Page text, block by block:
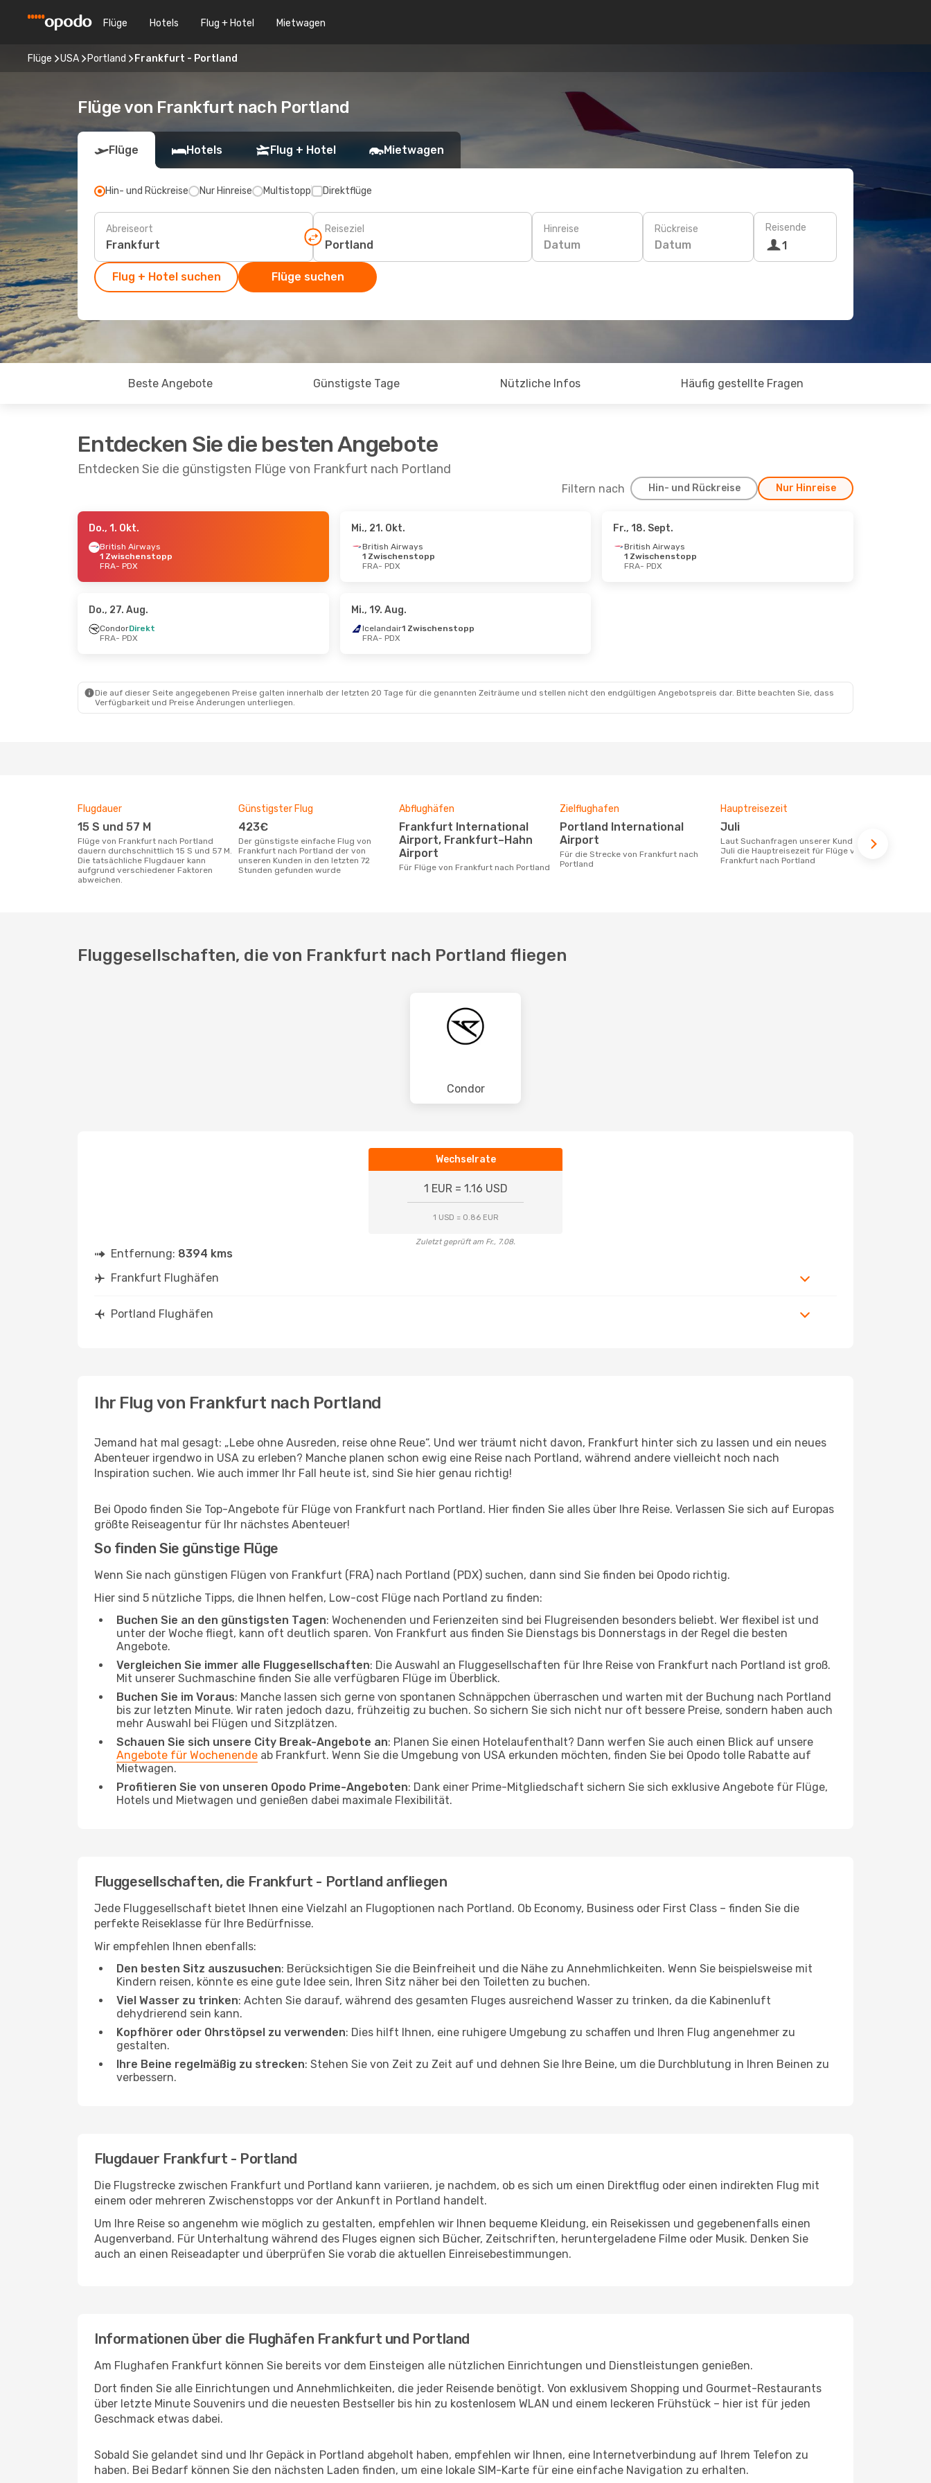
Flüge Hotels Flug + Hotel Mietwagen
Flüge USA Portland Frankfurt - Portland
Flüge von Frankfurt nach Portland
Flüge Hotels Flug + Hotel Mietwagen
Hin- und Rückreise Nur Hinreise Multistopp Direktflüge
Abreiseort Reiseziel Hinreise
Datum
Rückreise
Datum
Reisende
1
Flug + Hotel suchen Flüge suchen
Beste Angebote Günstigste Tage Nützliche Infos Häufig gestellte Fragen
Entdecken Sie die besten Angebote
Entdecken Sie die günstigsten Flüge von Frankfurt nach Portland
Filtern nach Hin- und Rückreise Nur Hinreise
- Di., 8. Sept.
1 Zwischenstopp
1 Zwischenstopp
- Mo., 12. Okt. - Do., 1. Okt.
PDX
- FRA
Do., 1. Okt.
British Airways
1 Zwischenstopp
FRA- PDX
Mi., 21. Okt.
British Airways
1 Zwischenstopp
FRA- PDX
Fr., 18. Sept.
British Airways
1 Zwischenstopp
FRA- PDX
Do., 27. Aug.
CondorDirekt
FRA- PDX
Mi., 19. Aug.
Icelandair1 Zwischenstopp
FRA- PDX
Die auf dieser Seite angegebenen Preise galten innerhalb der letzten 20 Tage für die genannten Zeiträume und stellen nicht den endgültigen Angebotspreis dar. Bitte beachten Sie, dass
Verfügbarkeit und Preise Änderungen unterliegen.
Flugdauer
15 S und 57 M
Flüge von Frankfurt nach Portland
dauern durchschnittlich 15 S und 57 M.
Die tatsächliche Flugdauer kann
aufgrund verschiedener Faktoren
abweichen.
Günstigster Flug
423€
Der günstigste einfache Flug von
Frankfurt nach Portland der von
unseren Kunden in den letzten 72
Stunden gefunden wurde
Abflughäfen
Frankfurt International
Airport, Frankfurt–Hahn
Airport
Für Flüge von Frankfurt nach Portland
Zielflughafen
Portland International
Airport
Für die Strecke von Frankfurt nach
Portland
Hauptreisezeit
Juli
Laut Suchanfragen unserer Kunden ist
Juli die Hauptreisezeit für Flüge von
Frankfurt nach Portland
Fluggesellschaften, die von Frankfurt nach Portland fliegen
Condor
Wechselrate
1 EUR = 1.16 USD
1 USD = 0.86 EUR
Zuletzt geprüft am Fr., 7.08.
Entfernung: 8394 kms
Frankfurt Flughäfen
Portland Flughäfen
Ihr Flug von Frankfurt nach Portland
Jemand hat mal gesagt: „Lebe ohne Ausreden, reise ohne Reue“. Und wer träumt nicht davon, Frankfurt hinter sich zu lassen und ein neues
Abenteuer irgendwo in USA zu erleben? Manche planen schon ewig eine Reise nach Portland, während andere vielleicht noch nach
Inspiration suchen. Wie auch immer Ihr Fall heute ist, sind Sie hier genau richtig!
Bei Opodo finden Sie Top-Angebote für Flüge von Frankfurt nach Portland. Hier finden Sie alles über Ihre Reise. Verlassen Sie sich auf Europas
größte Reiseagentur für Ihr nächstes Abenteuer!
So finden Sie günstige Flüge
Wenn Sie nach günstigen Flügen von Frankfurt (FRA) nach Portland (PDX) suchen, dann sind Sie finden bei Opodo richtig.
Hier sind 5 nützliche Tipps, die Ihnen helfen, Low-cost Flüge nach Portland zu finden:
Buchen Sie an den günstigsten Tagen: Wochenenden und Ferienzeiten sind bei Flugreisenden besonders beliebt. Wer flexibel ist und
unter der Woche fliegt, kann oft deutlich sparen. Von Frankfurt aus finden Sie Dienstags bis Donnerstags in der Regel die besten
Angebote.
Vergleichen Sie immer alle Fluggesellschaften: Die Auswahl an Fluggesellschaften für Ihre Reise von Frankfurt nach Portland ist groß.
Mit unserer Suchmaschine finden Sie alle verfügbaren Flüge im Überblick.
Buchen Sie im Voraus: Manche lassen sich gerne von spontanen Schnäppchen überraschen und warten mit der Buchung nach Portland
bis zur letzten Minute. Wir raten jedoch dazu, frühzeitig zu buchen. So sichern Sie sich nicht nur oft bessere Preise, sondern haben auch
mehr Auswahl bei Flügen und Sitzplätzen.
Schauen Sie sich unsere City Break-Angebote an: Planen Sie einen Hotelaufenthalt? Dann werfen Sie auch einen Blick auf unsere
Angebote für Wochenende ab Frankfurt. Wenn Sie die Umgebung von USA erkunden möchten, finden Sie bei Opodo tolle Rabatte auf
Mietwagen.
Profitieren Sie von unseren Opodo Prime-Angeboten: Dank einer Prime-Mitgliedschaft sichern Sie sich exklusive Angebote für Flüge,
Hotels und Mietwagen und genießen dabei maximale Flexibilität.
Fluggesellschaften, die Frankfurt - Portland anfliegen
Jede Fluggesellschaft bietet Ihnen eine Vielzahl an Flugoptionen nach Portland. Ob Economy, Business oder First Class – finden Sie die
perfekte Reiseklasse für Ihre Bedürfnisse.
Wir empfehlen Ihnen ebenfalls:
Den besten Sitz auszusuchen: Berücksichtigen Sie die Beinfreiheit und die Nähe zu Annehmlichkeiten. Wenn Sie beispielsweise mit
Kindern reisen, könnte es eine gute Idee sein, Ihren Sitz näher bei den Toiletten zu buchen.
Viel Wasser zu trinken: Achten Sie darauf, während des gesamten Fluges ausreichend Wasser zu trinken, da die Kabinenluft
dehydrierend sein kann.
Kopfhörer oder Ohrstöpsel zu verwenden: Dies hilft Ihnen, eine ruhigere Umgebung zu schaffen und Ihren Flug angenehmer zu
gestalten.
Ihre Beine regelmäßig zu strecken: Stehen Sie von Zeit zu Zeit auf und dehnen Sie Ihre Beine, um die Durchblutung in Ihren Beinen zu
verbessern.
Flugdauer Frankfurt - Portland
Die Flugstrecke zwischen Frankfurt und Portland kann variieren, je nachdem, ob es sich um einen Direktflug oder einen indirekten Flug mit
einem oder mehreren Zwischenstopps vor der Ankunft in Portland handelt.
Um Ihre Reise so angenehm wie möglich zu gestalten, empfehlen wir Ihnen bequeme Kleidung, ein Reisekissen und gegebenenfalls einen
Augenverband. Für Unterhaltung während des Fluges eignen sich Bücher, Zeitschriften, heruntergeladene Filme oder Musik. Denken Sie
auch an einen Reiseadapter und überprüfen Sie vorab die aktuellen Einreisebestimmungen.
Informationen über die Flughäfen Frankfurt und Portland
Am Flughafen Frankfurt können Sie bereits vor dem Einsteigen alle nützlichen Einrichtungen und Dienstleistungen genießen.
Dort finden Sie alle Einrichtungen und Annehmlichkeiten, die jeder Reisende benötigt. Von exklusivem Shopping und Gourmet-Restaurants
über letzte Minute Souvenirs und die neuesten Bestseller bis hin zu kostenlosem WLAN und einem leckeren Frühstück – hier ist für jeden
Geschmack etwas dabei.
Sobald Sie gelandet sind und Ihr Gepäck in Portland abgeholt haben, empfehlen wir Ihnen, eine Internetverbindung auf Ihrem Telefon zu
haben. Bei Bedarf können Sie den nächsten Laden finden, um eine lokale SIM-Karte für eine einfache Navigation zu erhalten.